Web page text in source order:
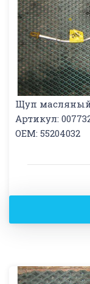
Щуп
Артикул:
OEM: 55204032